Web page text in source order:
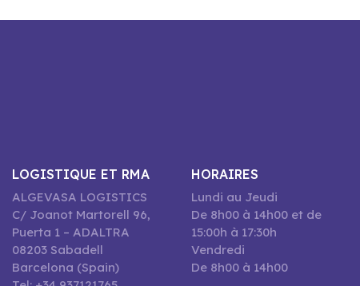
LOGISTIQUE ET RMA
ALGEVASA LOGISTICS
C/ Joanot Martorell 96,
Puerta 1 – ADALTRA
08203 Sabadell
Barcelona (Spain)
HORAIRES
Lundi au Jeudi
De 8h00 à 14h00 et de
15:00h à 17:30h
Vendredi
De 8h00 à 14h00